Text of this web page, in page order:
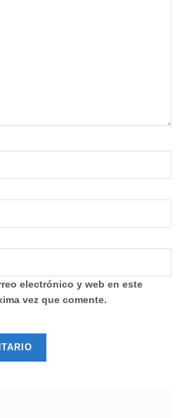
electrónico y web en este
vez que comente.